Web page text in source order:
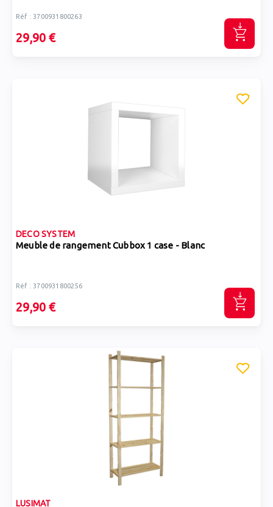
Réf : 3700931800263
29,90 €
DECO SYSTEM
Meuble de rangement Cubbox 1 case - Blanc
Réf : 3700931800256
29,90 €
LUSIMAT